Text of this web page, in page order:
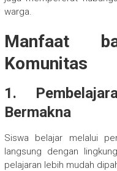
warga.
Manfaat
Komunitas
1.
Bermakna
Siswa belajar melalui
langsung dengan
pelajaran lebih mudah